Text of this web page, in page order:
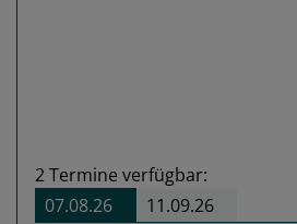
2Termine verfügbar:
07.08.26
11.09.26